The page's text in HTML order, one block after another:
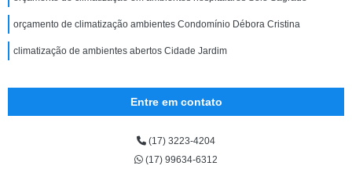
orçamento de climatização ambientes Condomínio Débora Cristina
climatização de ambientes abertos Cidade Jardim
Entre em contato
(17) 3223-4204
(17) 99634-6312